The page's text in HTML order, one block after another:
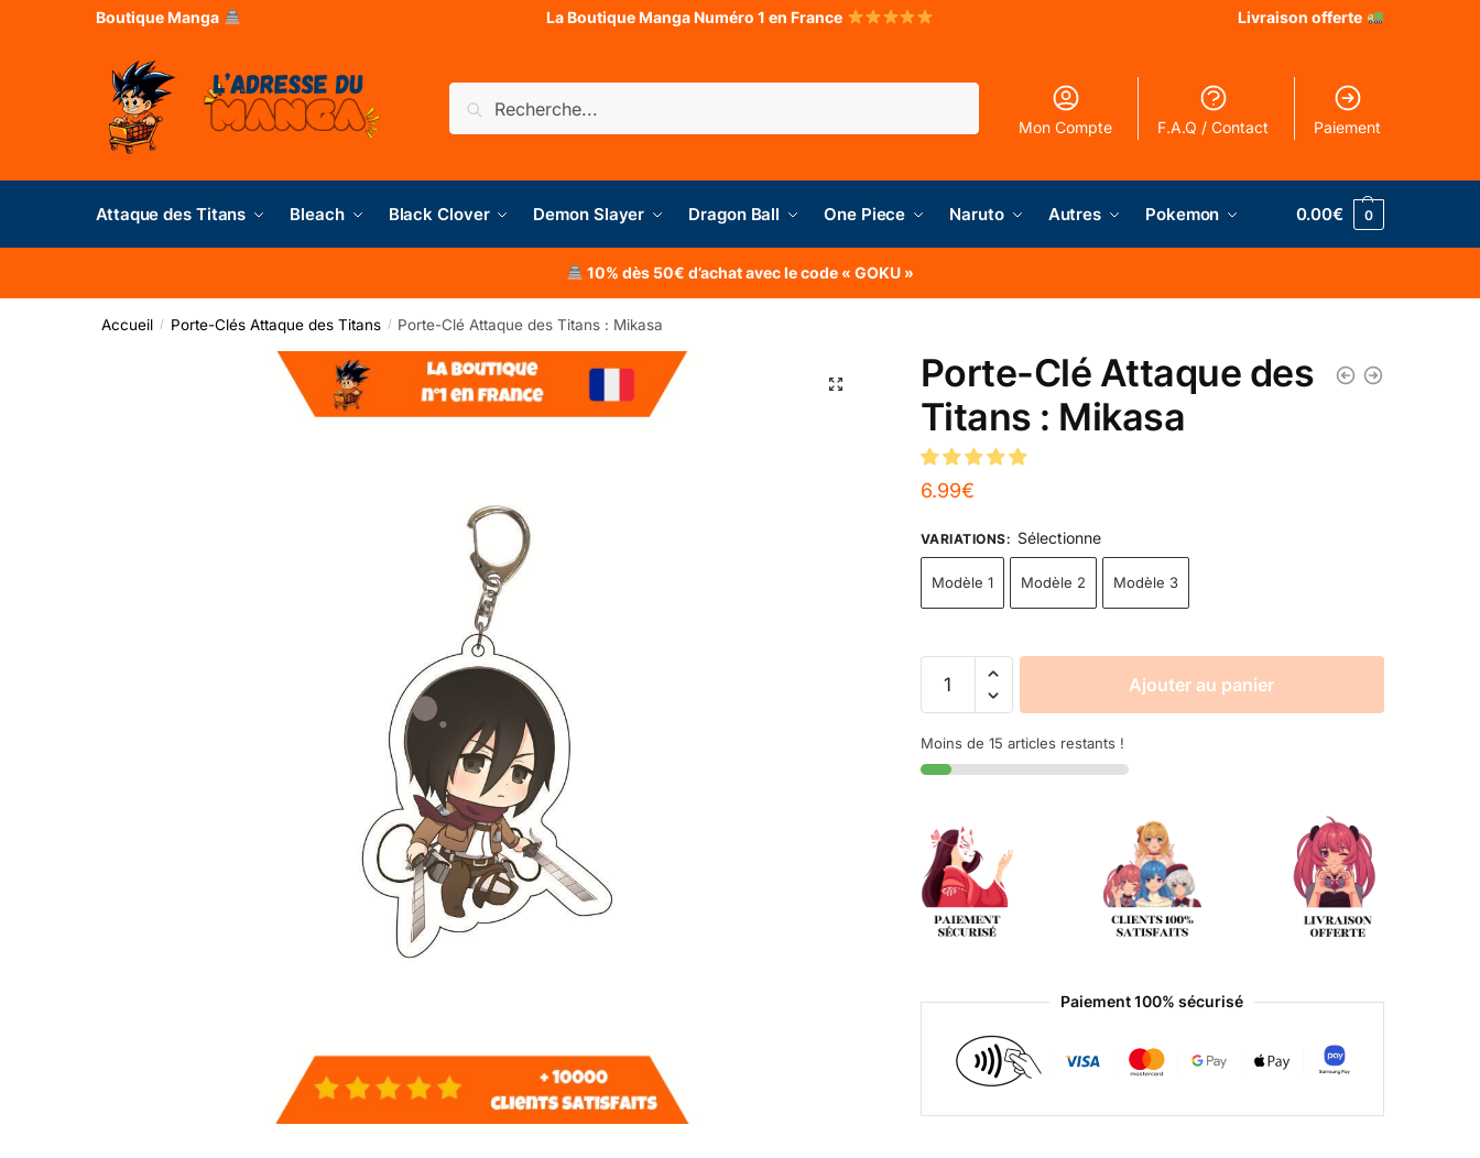
Boutique Manga La Boutique Manga Numéro 1 en France Livraison offerte
Mon Compte F.A.Q / Contact Paiement
Attaque des Titans Bleach Black Clover Demon Slayer Dragon Ball One Piece Naruto Autres Pokemon 0.00€ 0
10% dès 50€ d’achat avec le code « GOKU »
Accueil / Porte-Clés Attaque des Titans / Porte-Clé Attaque des Titans : Mikasa
Porte-Clé Attaque des
Titans : Mikasa
6.99€
VARIATIONS: Sélectionne
Modèle 1 Modèle 2 Modèle 3
Ajouter au panier
Moins de 15 articles restants !
Paiement 100% sécurisé